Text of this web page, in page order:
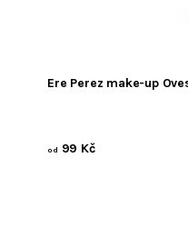
Ere Perez make-up
od 99 Kč